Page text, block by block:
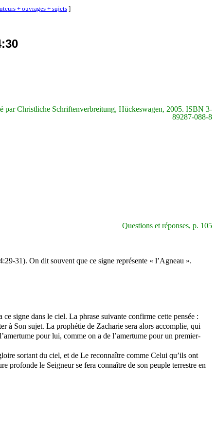
+ ouvrages + sujets]
parChristliche Schriftenverbreitung, Hückeswagen, 2005. ISBN 3-
89287-088-8
Questions et réponses, p. 105
31). On dit souvent que ce signe représente « l’Agneau ».
signe dans le ciel. La phrase suivante confirme cette pensée :
à Son sujet. La prophétie de Zacharie sera alors accomplie, qui
pour lui, comme on a de l’amertume pour un premier-
sortant du ciel, et de Le reconnaître comme Celui qu’ils ont
profonde le Seigneur se fera connaître de son peuple terrestre en